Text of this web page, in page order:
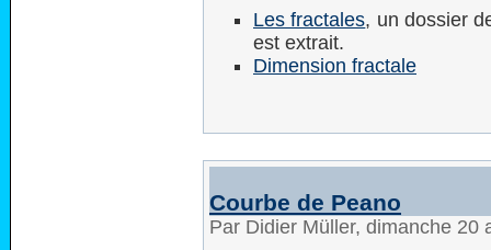
Les fractales, un dossier
est extrait.
Dimension fractale
Courbe de Peano
Par Didier Müller, dimanche 20